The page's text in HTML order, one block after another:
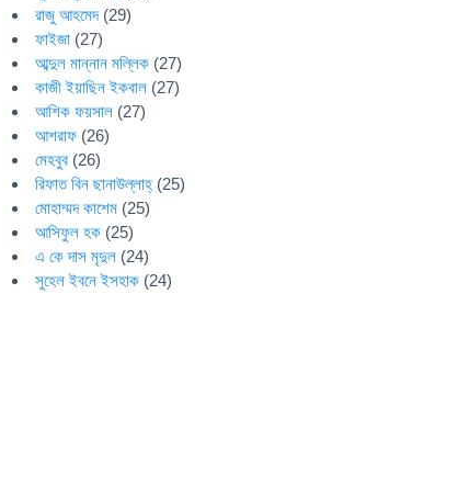
রাজু আহমেদ(29)
ফাইজা (27)
আব্দুল মান্নান মল্লিক (27)
কাজী ইয়াছিন ইকবাল (27)
আশিক ফয়সাল (27)
আশরাফ (26)
মেহবুব (26)
রিফাত বিন ছানাউল্লাহ্ (25)
মোহাম্মদ কাশেম (25)
আসিফুল হক (25)
এ কে দাস মৃদুল (24)
সুহেল ইবনে ইসহাক (24)